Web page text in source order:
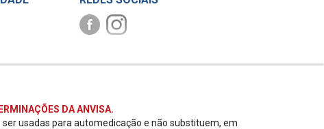
DA ANVISA.
usadas para automedicação e não substituem, em